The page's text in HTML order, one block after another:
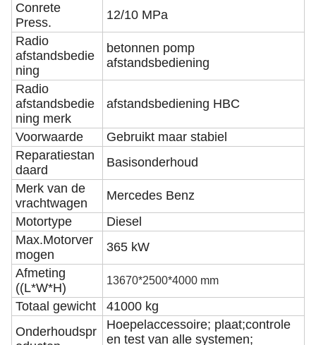
Conrete
Press.
12/10 MPa
Radio
afstandsbedie
ning
betonnen pomp
afstandsbediening
Radio
afstandsbedie
ning merk
afstandsbediening HBC
Voorwaarde
Gebruikt maar stabiel
Reparatiestan
daard
Basisonderhoud
Merk van de
vrachtwagen
Mercedes Benz
Motortype
Diesel
Max.Motorver
mogen
365 kW
Afmeting
((L*W*H)
13670*2500*4000 mm
Totaal gewicht
41000 kg
Onderhoudspr
Hoepelaccessoire; plaat;controle
en test van alle systemen;